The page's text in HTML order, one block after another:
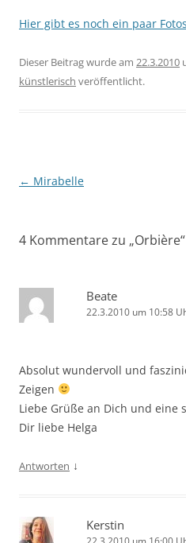
Hier gibt es noch ein paar
Dieser Beitrag wurde am 22.3.2010
künstlerisch veröffentlicht.
Beitragsnavigation
← Mirabelle
4 Kommentare zu „Orbière“
Beate
22.3.2010 um 10:58
Absolut wundervoll und
Zeigen
Liebe Grüße an Dich und eine
Dir liebe Helga
Antworten ↓
Kerstin